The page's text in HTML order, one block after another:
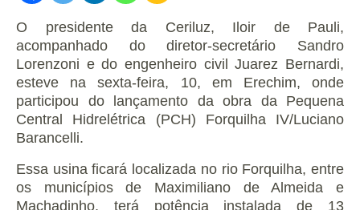
O presidente da Ceriluz, Iloir de Pauli,
acompanhado do diretor-secretário Sandro
Lorenzoni e do engenheiro civil Juarez Bernardi,
esteve na sexta-feira, 10, em Erechim, onde
participou do lançamento da obra da Pequena
Central Hidrelétrica (PCH) Forquilha IV/Luciano
Barancelli.
Essa usina ficará localizada no rio Forquilha, entre
os municípios de Maximiliano de Almeida e
Machadinho, terá potência instalada de 13